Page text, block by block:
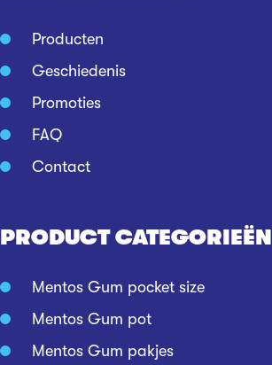
Producten
Geschiedenis
Promoties
FAQ
Contact
PRODUCT CATEGORIEËN
Mentos Gum pocket size
Mentos Gum pot
Mentos Gum pakjes